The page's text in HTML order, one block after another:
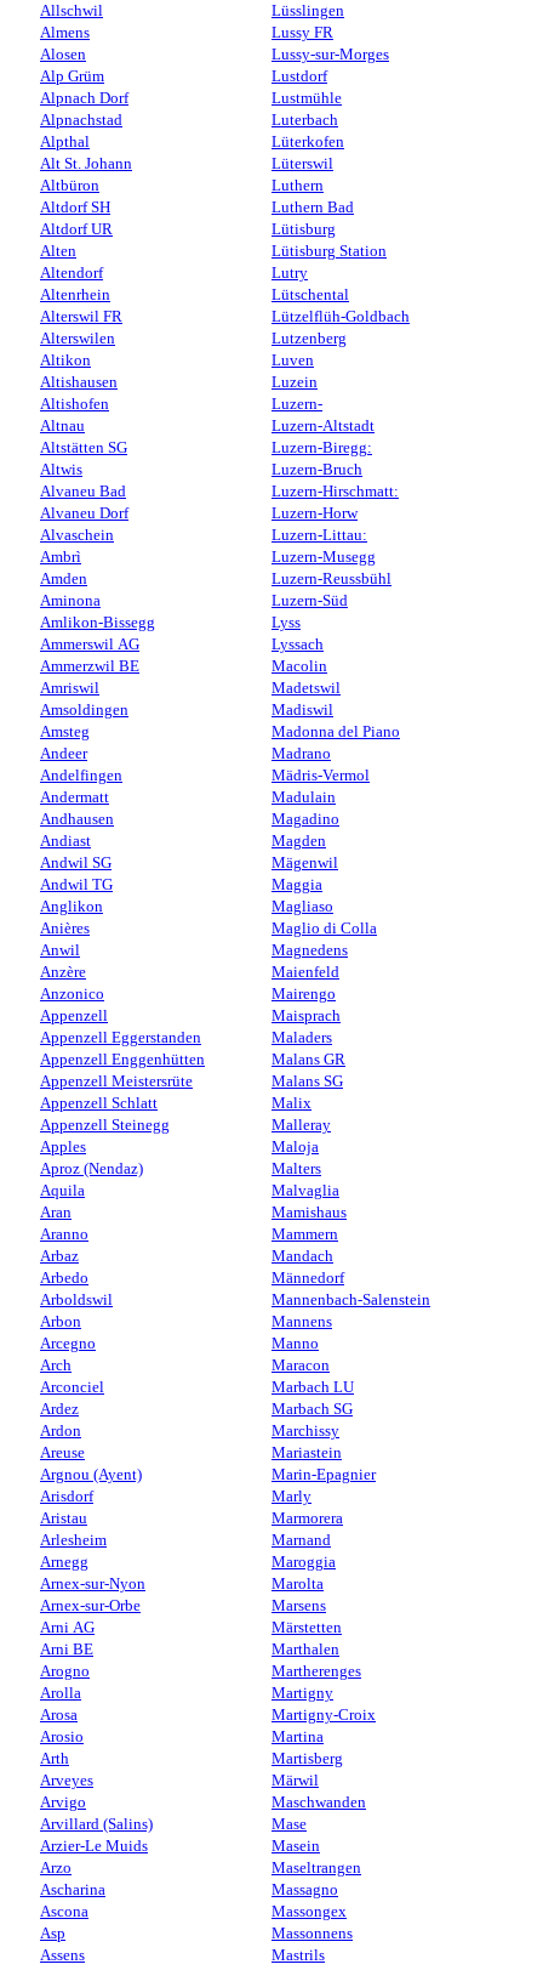
Allschwil
Almens
Alosen
Alp Grüm
Alpnach Dorf
Alpnachstad
Alpthal
Alt St. Johann
Altbüron
Altdorf SH
Altdorf UR
Alten
Altendorf
Altenrhein
Alterswil FR
Alterswilen
Altikon
Altishausen
Altishofen
Altnau
Altstätten SG
Altwis
Alvaneu Bad
Alvaneu Dorf
Alvaschein
Ambrì
Amden
Aminona
Amlikon-Bissegg
Ammerswil AG
Ammerzwil BE
Amriswil
Amsoldingen
Amsteg
Andeer
Andelfingen
Andermatt
Andhausen
Andiast
Andwil SG
Andwil TG
Anglikon
Anières
Anwil
Anzère
Anzonico
Appenzell
Appenzell Eggerstanden
Appenzell Enggenhütten
Appenzell Meistersrüte
Appenzell Schlatt
Appenzell Steinegg
Apples
Aproz (Nendaz)
Aquila
Aran
Aranno
Arbaz
Arbedo
Arboldswil
Arbon
Arcegno
Arch
Arconciel
Ardez
Ardon
Areuse
Argnou (Ayent)
Arisdorf
Aristau
Arlesheim
Arnegg
Arnex-sur-Nyon
Arnex-sur-Orbe
Arni AG
Arni BE
Arogno
Arolla
Arosa
Arosio
Arth
Arveyes
Arvigo
Arvillard (Salins)
Arzier-Le Muids
Arzo
Ascharina
Ascona
Asp
Assens
Lüsslingen
Lussy FR
Lussy-sur-Morges
Lustdorf
Lustmühle
Luterbach
Lüterkofen
Lüterswil
Luthern
Luthern Bad
Lütisburg
Lütisburg Station
Lutry
Lütschental
Lützelflüh-Goldbach
Lutzenberg
Luven
Luzein
Luzern-
Luzern-Altstadt
Luzern-Biregg:
Luzern-Bruch
Luzern-Hirschmatt:
Luzern-Horw
Luzern-Littau:
Luzern-Musegg
Luzern-Reussbühl
Luzern-Süd
Lyss
Lyssach
Macolin
Madetswil
Madiswil
Madonna del Piano
Madrano
Mädris-Vermol
Madulain
Magadino
Magden
Mägenwil
Maggia
Magliaso
Maglio di Colla
Magnedens
Maienfeld
Mairengo
Maisprach
Maladers
Malans GR
Malans SG
Malix
Malleray
Maloja
Malters
Malvaglia
Mamishaus
Mammern
Mandach
Männedorf
Mannenbach-Salenstein
Mannens
Manno
Maracon
Marbach LU
Marbach SG
Marchissy
Mariastein
Marin-Epagnier
Marly
Marmorera
Marnand
Maroggia
Marolta
Marsens
Märstetten
Marthalen
Martherenges
Martigny
Martigny-Croix
Martina
Martisberg
Märwil
Maschwanden
Mase
Masein
Maseltrangen
Massagno
Massongex
Massonnens
Mastrils